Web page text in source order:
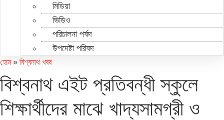
মিডিয়া
ভিডিও
পরিচালনা পর্ষদ
উপদেষ্টা পরিষদ
হোম» বিশ্বনাথ খবর
বিশ্বনাথ এইট প্রতিবন্ধী স্কুলে
শিক্ষার্থীদের মাঝে খাদ্যসামগ্রী ও